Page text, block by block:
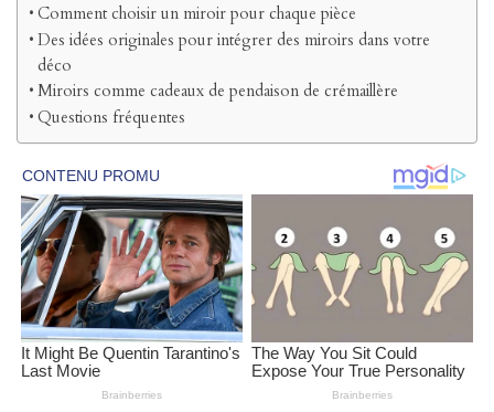
Comment choisir un miroir pour chaque pièce
Des idées originales pour intégrer des miroirs dans votre
déco
Miroirs comme cadeaux de pendaison de crémaillère
Questions fréquentes